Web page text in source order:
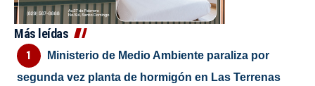
Más leídas
Ministerio de Medio Ambiente paraliza por
segunda vez planta de hormigón en Las Terrenas